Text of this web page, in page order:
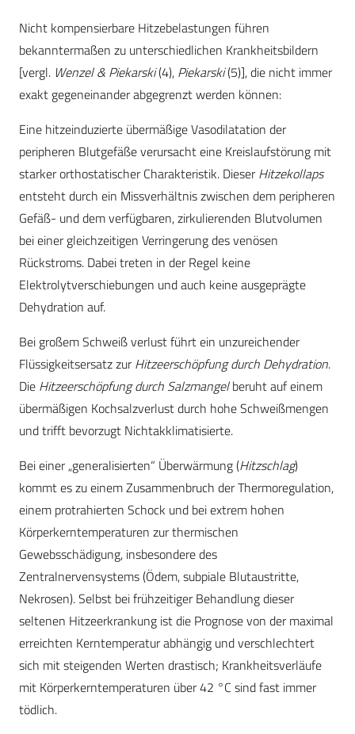
Nicht kompensierbare Hitzebelastungen führen
bekanntermaßen zu unterschiedlichen Krankheitsbildern
[vergl. Wenzel & Piekarski(4), Piekarski(5)], die nicht immer
exakt gegeneinander abgegrenzt werden können:
Eine hitzeinduzierte übermäßige Vasodilatation der
peripheren Blutgefäße verursacht eine Kreislaufstörung mit
starker orthostatischer Charakteristik. DieserHitzekollaps
entsteht durch ein Missverhältnis zwischen dem peripheren
Gefäß- und dem verfügbaren, zirkulierenden Blutvolumen
bei einer gleichzeitigen Verringerung des venösen
Rückstroms. Dabei treten in der Regel keine
Elektrolytverschiebungen und auch keine ausgeprägte
Dehydration auf.
Bei großem Schweiß verlust führt ein unzureichender
Flüssigkeitsersatz zurHitzeerschöpfung durch Dehydration.
Die Hitzeerschöpfung durch Salzmangelberuht auf einem
übermäßigen Kochsalzverlust durch hohe Schweißmengen
und trifft bevorzugt Nichtakklimatisierte.
Bei einer „generalisierten“ Überwärmung (Hitzschlag)
kommt es zu einem Zusammenbruch der Thermoregulation,
einem protrahierten Schock und bei extrem hohen
Körperkerntemperaturen zur thermischen
Gewebsschädigung, insbesondere des
Zentralnervensystems (Ödem, subpiale Blutaustritte,
Nekrosen). Selbst bei frühzeitiger Behandlung dieser
seltenen Hitzeerkrankung ist die Prognose von der maximal
erreichten Kerntemperatur abhängig und verschlechtert
sich mit steigenden Werten drastisch; Krankheitsverläufe
mit Körperkerntemperaturen über 42 °C sind fast immer
tödlich.